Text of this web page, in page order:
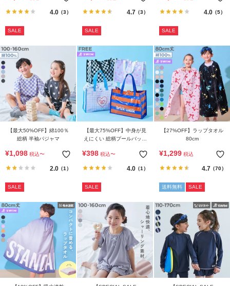
4.0（3）
SALE
4.7（3）
SALE
4.0（5）
SALE
【最大50%OFF】綿100％
総柄 半袖パジャマ
¥1,098 税込〜
2.0（1）
SALE
【最大75%OFF】中身が見
えにくい 総柄プールバッグ
¥398 税込〜
4.0（1）
SALE
【27%OFF】ラップタオル
80cm
¥1,299 税込
4.7（70）
送料無料 SALE